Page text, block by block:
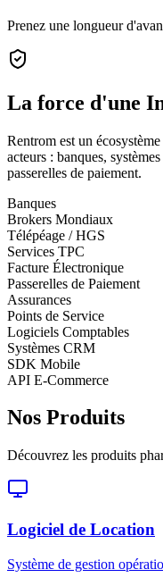
Prenez une longueur
La force d'une
Rentrom est un
acteurs : banques,
passerelles de paiement.
Banques
Brokers Mondiaux
Télépéage / HGS
Services TPC
Facture Électronique
Passerelles de Paiement
Assurances
Points de Service
Logiciels Comptables
Systèmes CRM
SDK Mobile
API E-Commerce
Nos Produits
Découvrez les produits
Logiciel de Location
Système de gestion